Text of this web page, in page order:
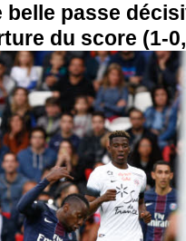
belle passe
du score (1-